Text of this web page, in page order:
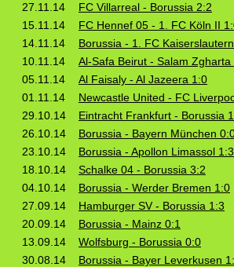
27.11.14
FC Villarreal - Borussia 2:2
15.11.14
FC Hennef 05 - 1. FC Köln II
14.11.14
Borussia - 1. FC
10.11.14
Al-Safa Beirut - Salam Zgharta
05.11.14
Al Faisaly - Al Jazeera 1:0
01.11.14
Newcastle United - FC
29.10.14
Eintracht Frankfurt - Borussia
26.10.14
Borussia - Bayern München
23.10.14
Borussia - Apollon Limassol 1:3
18.10.14
Schalke 04 - Borussia 3:2
04.10.14
Borussia - Werder Bremen 1:0
27.09.14
Hamburger SV - Borussia 1:3
20.09.14
Borussia - Mainz 0:1
13.09.14
Wolfsburg - Borussia 0:0
30.08.14
Borussia - Bayer Leverkusen